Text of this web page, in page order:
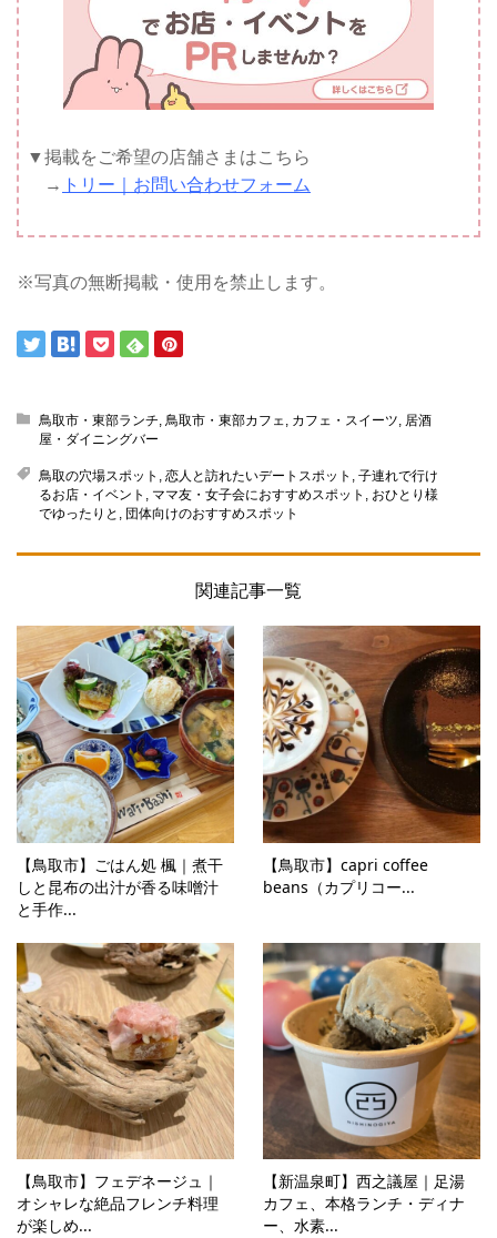
▼掲載をご希望の店舗さまはこちら
→ トリー｜お問い合わせフォーム
※写真の無断掲載・使用を禁止します。
鳥取市・東部ランチ 鳥取市・東部カフェ カフェ・スイーツ
居酒
屋・ダイニングバー
鳥取の穴場スポット 恋人と訪れたいデートスポット
子連れで行け
るお店・イベント
ママ友・女子会におすすめスポット
おひとり様
でゆったりと
団体向けのおすすめスポット
関連記事一覧
【鳥取市】ごはん処 楓｜煮干
しと昆布の出汁が香る味噌汁
と手作...
【鳥取市】capri coffee
beans（カプリコー...
【鳥取市】フェデネージュ｜
オシャレな絶品フレンチ料理
が楽しめ...
【新温泉町】西之議屋｜足湯
カフェ、本格ランチ・ディナ
ー、水素...